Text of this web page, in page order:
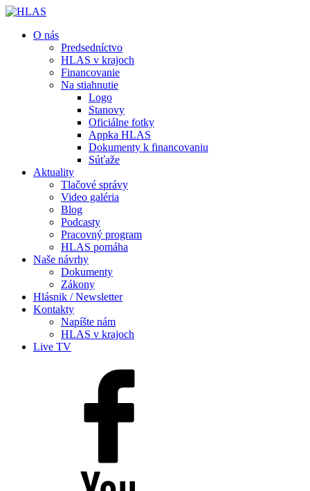
O nás
Predsedníctvo
HLAS v krajoch
Financovanie
Na stiahnutie
Logo
Stanovy
Oficiálne fotky
Appka HLAS
Dokumenty k financovaniu
Súťaže
Aktuality
Tlačové správy
Video galéria
Blog
Podcasty
Pracovný program
HLAS pomáha
Naše návrhy
Dokumenty
Zákony
Hlásnik / Newsletter
Kontakty
Napíšte nám
HLAS v krajoch
Live TV